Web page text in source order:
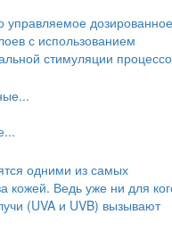
управляемое дозированное
с использованием
стимуляции
одними из самых
кожей. Ведь уже ни для
(UVA и UVB) вызывают